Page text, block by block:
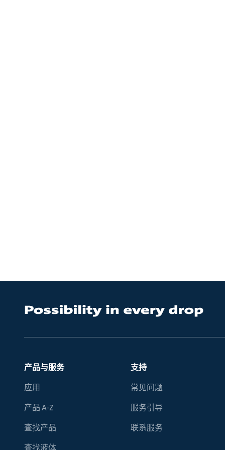
产品与服务
应用
产品 A-Z
查找产品
查找液体
支持
常见问题
服务引导
联系服务